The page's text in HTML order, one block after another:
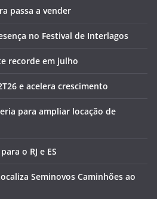
passa a vender
no Festival de Interlagos
recorde em julho
e acelera crescimento
para ampliar locação de
o RJ e ES
Seminovos Caminhões ao